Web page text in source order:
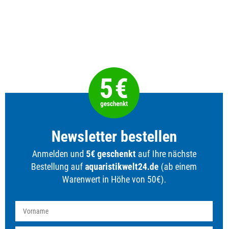
Newsletter bestellen
Anmelden und 5€ geschenktauf Ihre nächste
Bestellung aufaquaristikwelt24.de (ab einem
Warenwert in Höhe von 50€).